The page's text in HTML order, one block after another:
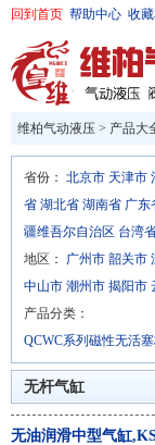
回到首页 帮助中心 收
维柏气动液压 > 产品大
省份： 北京市 天津市
省 湖北省 湖南省 广东
疆维吾尔自治区 台湾
地区： 广州市 韶关市
中山市 潮州市 揭阳市
产品分类：
QCWC系列磁性无活
无杆气缸
无油润滑中型气缸